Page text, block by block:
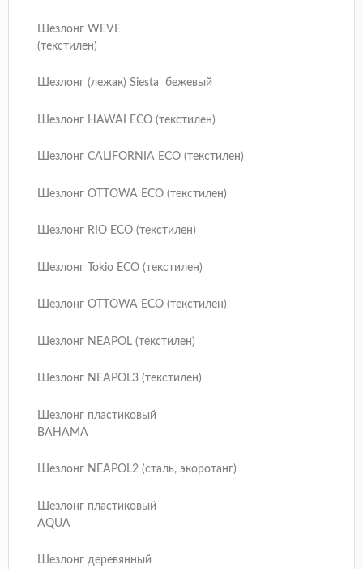
Шезлонг WEVE
(текстилен)
Шезлонг (лежак) Siesta бежевый
Шезлонг HAWAI ECO (текстилен)
Шезлонг CALIFORNIA ECO (текстилен)
Шезлонг OTTOWA ECO (текстилен)
Шезлонг RIO ECO (текстилен)
Шезлонг Tokio ECO (текстилен)
Шезлонг OTTOWA ECO (текстилен)
Шезлонг NEAPOL (текстилен)
Шезлонг NEAPOL3 (текстилен)
Шезлонг пластиковый
BAHAMA
Шезлонг NEAPOL2 (сталь, экоротанг)
Шезлонг пластиковый
AQUA
Шезлонг деревянный